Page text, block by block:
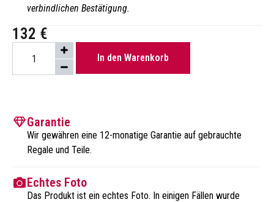
verbindlichen Bestätigung.
132 €
In den Warenkorb
Garantie
Wir gewähren eine 12-monatige Garantie auf gebrauchte
Regale und Teile.
Echtes Foto
Das Produkt ist ein echtes Foto. In einigen Fällen wurde